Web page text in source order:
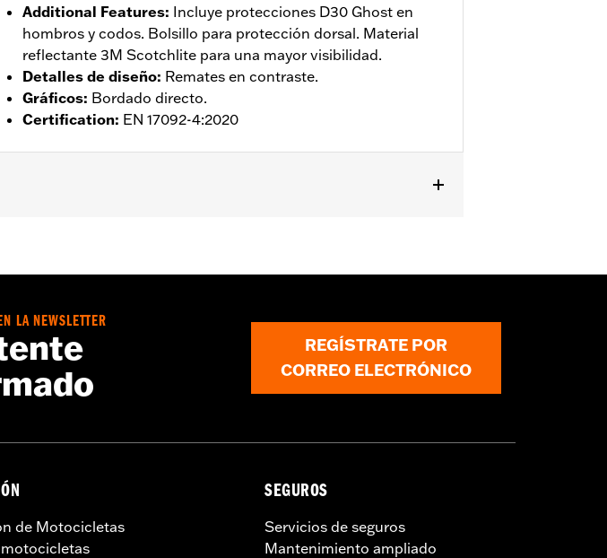
Additional Features: Incluye protecciones D30 Ghost en
hombros y codos. Bolsillo para protección dorsal. Material
reflectante 3M Scotchlite para una mayor visibilidad.
Detalles de diseño: Remates en contraste.
Gráficos: Bordado directo.
Certification: EN 17092-4:2020
,Reflexivo
LA NEWSLETTER
REGÍSTRATE POR
CORREO ELECTRÓNICO
de Motocicletas
SEGUROS
Servicios de seguros
Mantenimiento ampliado